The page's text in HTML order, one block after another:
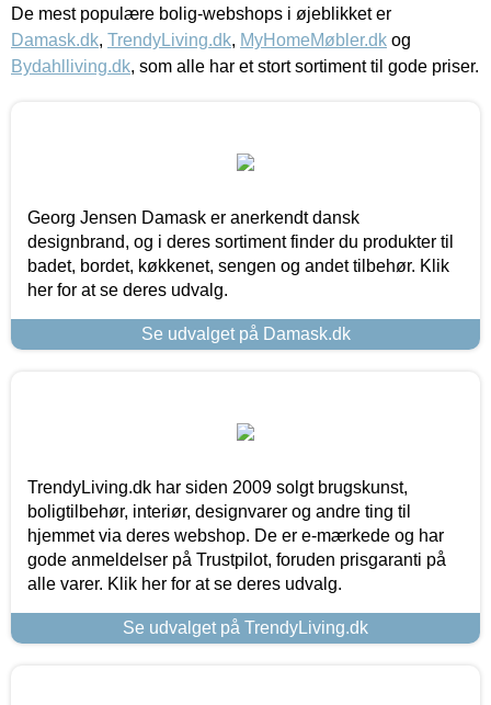
De mest populære bolig-webshops i øjeblikket er
Damask.dk, TrendyLiving.dk, MyHomeMøbler.dk og
Bydahlliving.dk, som alle har et stort sortiment til gode priser.
Georg Jensen Damask er anerkendt dansk
designbrand, og i deres sortiment finder du produkter til
badet, bordet, køkkenet, sengen og andet tilbehør. Klik
her for at se deres udvalg.
Se udvalget på Damask.dk
TrendyLiving.dk har siden 2009 solgt brugskunst,
boligtilbehør, interiør, designvarer og andre ting til
hjemmet via deres webshop. De er e-mærkede og har
gode anmeldelser på Trustpilot, foruden prisgaranti på
alle varer. Klik her for at se deres udvalg.
Se udvalget på TrendyLiving.dk